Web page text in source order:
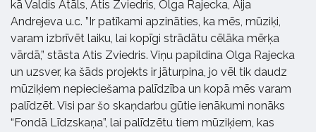
kā Valdis Atāls, Atis Zviedris, Olga Rajecka, Aija
Andrejeva u.c. ”Ir patīkami apzināties, ka mēs, mūziķi,
varam izbrīvēt laiku, lai kopīgi strādātu cēlāka mērķa
vārdā,” stāsta Atis Zviedris. Viņu papildina Olga Rajecka
un uzsver, ka šāds projekts ir jāturpina, jo vēl tik daudz
mūziķiem nepieciešama palīdzība un kopā mēs varam
palīdzēt. Visi par šo skaņdarbu gūtie ienākumi nonāks
“Fondā Līdzskaņa”, lai palīdzētu tiem mūziķiem, kas